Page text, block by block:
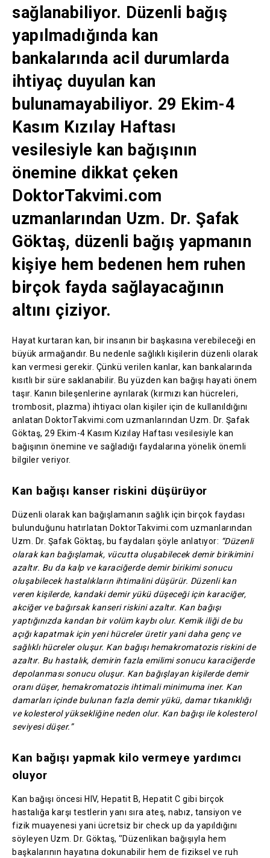
sağlanabiliyor. Düzenli bağış
yapılmadığında kan
bankalarında acil durumlarda
ihtiyaç duyulan kan
bulunamayabiliyor. 29 Ekim-4
Kasım Kızılay Haftası
vesilesiyle kan bağışının
önemine dikkat çeken
DoktorTakvimi.com
uzmanlarından Uzm. Dr. Şafak
Göktaş, düzenli bağış yapmanın
kişiye hem bedenen hem ruhen
birçok fayda sağlayacağının
altını çiziyor.
Hayat kurtaran kan, bir insanın bir başkasına verebileceği en
büyük armağandır. Bu nedenle sağlıklı kişilerin düzenli olarak
kan vermesi gerekir. Çünkü verilen kanlar, kan bankalarında
kısıtlı bir süre saklanabilir. Bu yüzden kan bağışı hayati önem
taşır. Kanın bileşenlerine ayrılarak (kırmızı kan hücreleri,
trombosit, plazma) ihtiyacı olan kişiler için de kullanıldığını
anlatan DoktorTakvimi.com uzmanlarından Uzm. Dr. Şafak
Göktaş, 29 Ekim-4 Kasım Kızılay Haftası vesilesiyle kan
bağışının önemine ve sağladığı faydalarına yönelik önemli
bilgiler veriyor.
Kan bağışı kanser riskini düşürüyor
Düzenli olarak kan bağışlamanın sağlık için birçok faydası
bulunduğunu hatırlatan DoktorTakvimi.com uzmanlarından
Uzm. Dr. Şafak Göktaş, bu faydaları şöyle anlatıyor: “Düzenli
olarak kan bağışlamak, vücutta oluşabilecek demir birikimini
azaltır. Bu da kalp ve karaciğerde demir birikimi sonucu
oluşabilecek hastalıkların ihtimalini düşürür. Düzenli kan
veren kişilerde, kandaki demir yükü düşeceği için karaciğer,
akciğer ve bağırsak kanseri riskini azaltır. Kan bağışı
yaptığınızda kandan bir volüm kaybı olur. Kemik iliği de bu
açığı kapatmak için yeni hücreler üretir yani daha genç ve
sağlıklı hücreler oluşur. Kan bağışı hemakromatozis riskini de
azaltır. Bu hastalık, demirin fazla emilimi sonucu karaciğerde
depolanması sonucu oluşur. Kan bağışlayan kişilerde demir
oranı düşer, hemakromatozis ihtimali minimuma iner. Kan
damarları içinde bulunan fazla demir yükü, damar tıkanıklığı
ve kolesterol yüksekliğine neden olur. Kan bağışı ile kolesterol
seviyesi düşer.”
Kan bağışı yapmak kilo vermeye yardımcı
oluyor
Kan bağışı öncesi HIV, Hepatit B, Hepatit C gibi birçok
hastalığa karşı testlerin yanı sıra ateş, nabız, tansiyon ve
fizik muayenesi yani ücretsiz bir check up da yapıldığını
söyleyen Uzm. Dr. Göktaş, ‘’Düzenlikan bağışıyla hem
başkalarının hayatına dokunabilir hem de fiziksel ve ruh